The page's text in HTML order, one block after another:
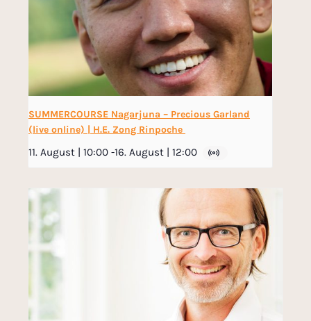
SUMMERCOURSE Nagarjuna – Precious Garland
(live online) | H.E. Zong Rinpoche
11. August | 10:00 -16. August | 12:00